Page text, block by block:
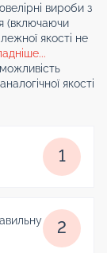
вироби з
(включаючи
якості не
якості
1
2